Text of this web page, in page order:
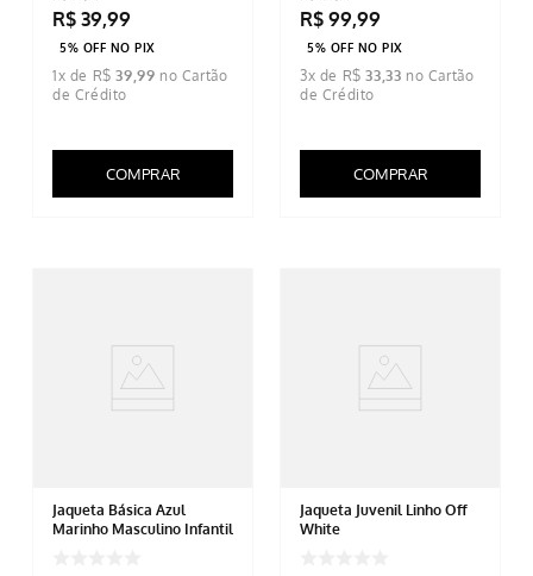
R$ 39,99
5% OFF NO PIX
1x de R$ 39,99
COMPRAR
R$ 99,99
5% OFF NO PIX
3x de R$ 33,33
COMPRAR
Jaqueta Básica Azul
Marinho Masculino Infantil
Jaqueta Juvenil Linho Off
White